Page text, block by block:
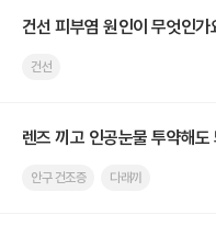
건선 피부염 원인이 무엇인가
건선
렌즈 끼고 인공눈물 투약해도
안구 건조증 다래끼